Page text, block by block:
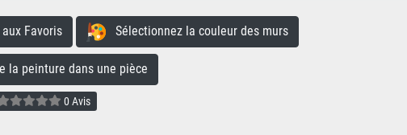
Favoris Sélectionnez la couleur des murs
peinture dans une pièce
0 Avis